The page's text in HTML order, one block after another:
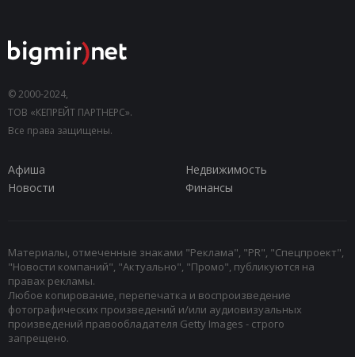
© 2000-2024,
ТОВ «КЕПРЕЙТ ПАРТНЕРС».
Все права защищены.
Афиша
Недвижимость
Новости
Финансы
Материалы, отмеченные знаками "Реклама", "PR", "Спецпроект",
"Новости компаний", "Актуально", "Промо", публикуются на
правах рекламы.
Любое копирование, перепечатка и воспроизведение
фотографических произведений и/или аудиовизуальных
произведений правообладателя Getty Images - строго
запрещено.